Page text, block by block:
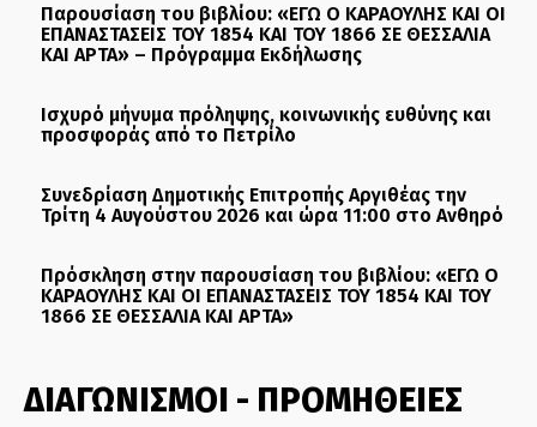
Παρουσίαση του βιβλίου: «ΕΓΩ Ο ΚΑΡΑΟΥΛΗΣ ΚΑΙ ΟΙ
ΕΠΑΝΑΣΤΑΣΕΙΣ ΤΟΥ 1854 ΚΑΙ ΤΟΥ 1866 ΣΕ ΘΕΣΣΑΛΙΑ
ΚΑΙ ΑΡΤΑ» – Πρόγραμμα Εκδήλωσης
Ισχυρό μήνυμα πρόληψης, κοινωνικής ευθύνης και
προσφοράς από το Πετρίλο
Συνεδρίαση Δημοτικής Επιτροπής Αργιθέας την
Τρίτη 4 Αυγούστου 2026 και ώρα 11:00 στο Ανθηρό
Πρόσκληση στην παρουσίαση του βιβλίου: «ΕΓΩ Ο
ΚΑΡΑΟΥΛΗΣ ΚΑΙ ΟΙ ΕΠΑΝΑΣΤΑΣΕΙΣ ΤΟΥ 1854 ΚΑΙ ΤΟΥ
1866 ΣΕ ΘΕΣΣΑΛΙΑ ΚΑΙ ΑΡΤΑ»
ΔΙΑΓΩΝΙΣΜΟΙ - ΠΡΟΜΗΘΕΙΕΣ